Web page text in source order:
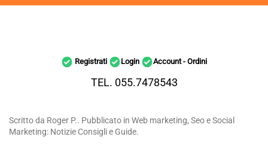
Registrati Login Account - Ordini
TEL. 055.7478543
Scritto da Roger P.. Pubblicato in Web marketing, Seo e Social
Marketing: Notizie Consigli e Guide.